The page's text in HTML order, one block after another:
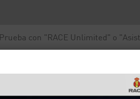
coche: ¿qué es y cómo evitarla?